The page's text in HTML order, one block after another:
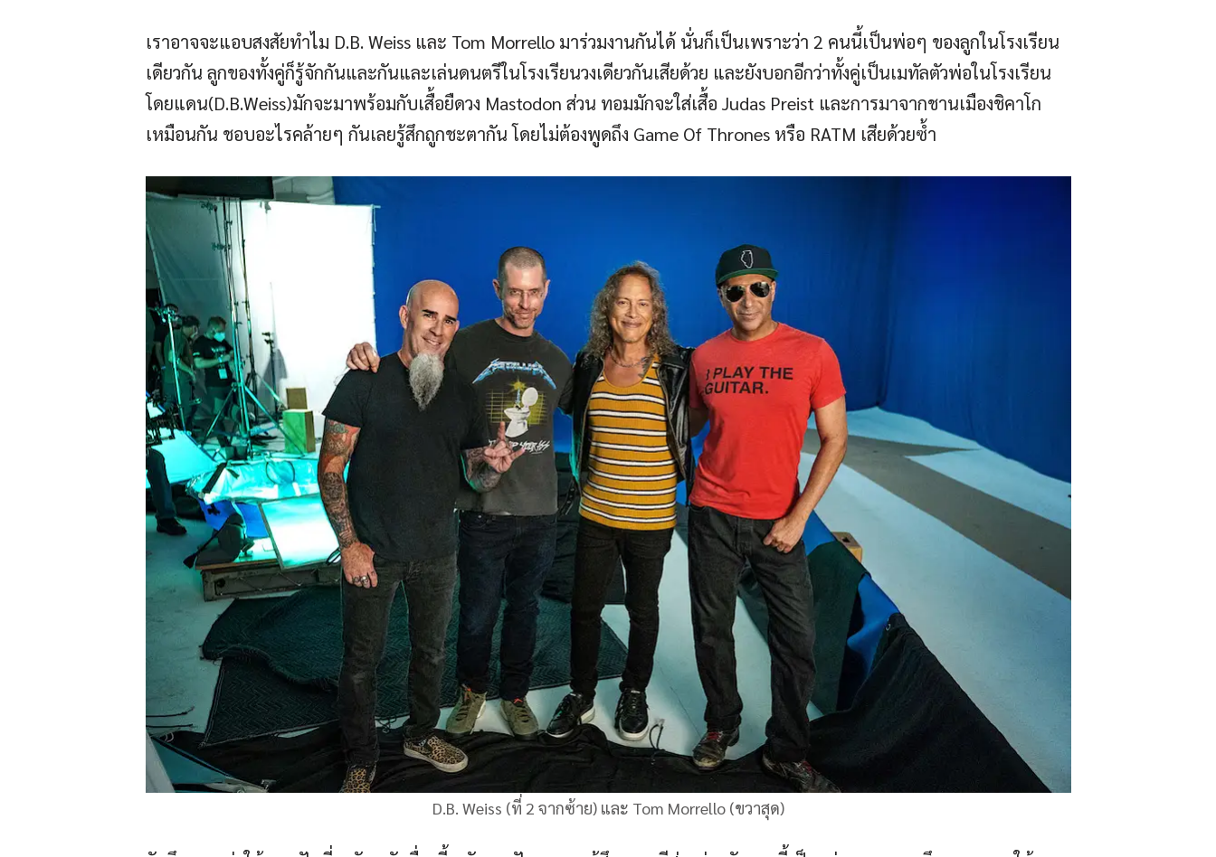
เราอาจจะแอบสงสัยทำไม D.B. Weiss และ Tom Morrello มาร่วมงานกันได้ นั่นก็เป็นเพราะว่า 2 คนนี้เป็นพ่อๆ ของลูกในโรงเรียน
เดียวกัน ลูกของทั้งคู่ก็รู้จักกันและกันและเล่นดนตรีในโรงเรียนวงเดียวกันเสียด้วย และยังบอกอีกว่าทั้งคู่เป็นเมทัลตัวพ่อในโรงเรียน
โดยแดน(D.B.Weiss)มักจะมาพร้อมกับเสื้อยืดวง Mastodon ส่วน ทอมมักจะใส่เสื้อ Judas Preist และการมาจากชานเมืองชิคาโก
เหมือนกัน ชอบอะไรคล้ายๆ กันเลยรู้สึกถูกชะตากัน โดยไม่ต้องพูดถึง Game Of Thrones หรือ RATM เสียด้วยซ้ำ
D.B. Weiss (ที่ 2 จากซ้าย) และ Tom Morrello (ขวาสุด)